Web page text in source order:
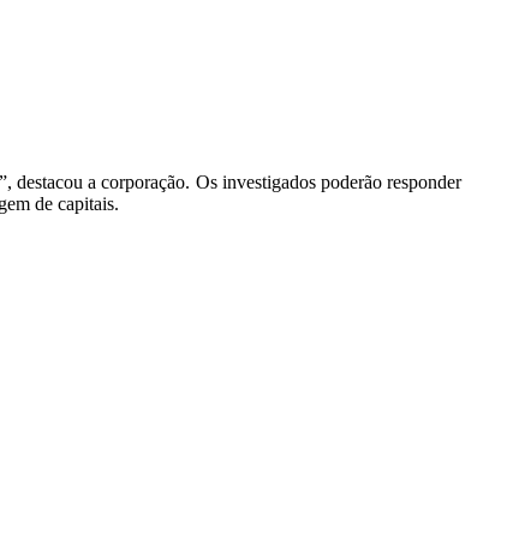
destacou a corporação. Os investigados poderão responder
de capitais.